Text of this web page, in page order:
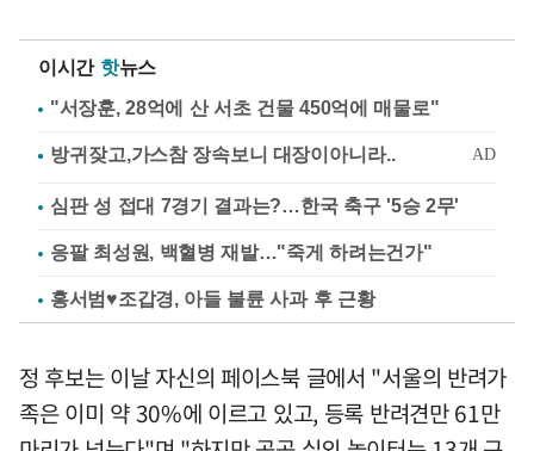
이시간 핫뉴스
"서장훈, 28억에 산 서초 건물 450억에 매물로"
심판 성 접대 7경기 결과는?…한국 축구 '5승 2무'
응팔 최성원, 백혈병 재발…"죽게 하려는건가"
홍서범♥조갑경, 아들 불륜 사과 후 근황
정 후보는 이날 자신의 페이스북 글에서 "서울의 반려가
족은 이미 약 30%에 이르고 있고, 등록 반려견만 61만